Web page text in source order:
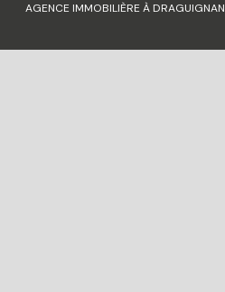
AGENCE IMMOBILIÈRE À DRAGUIGNAN